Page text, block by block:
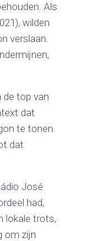
Als
wilden
verslaan.
de top van
dat
te tonen.
dat
José
had,
lokale trots,
om zijn